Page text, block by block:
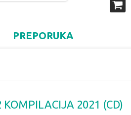
PREPORUKA
KOMPILACIJA 2021 (CD)